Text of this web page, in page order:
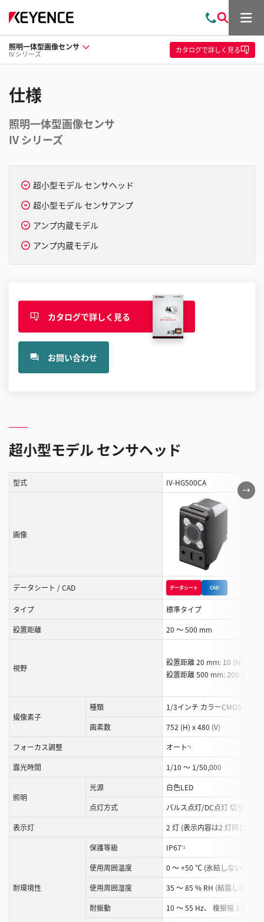
問
い
合
わ
索
メ
ュ
ー
照明一体型画像センサ
IV シリーズ カタログで詳しく見る
仕様
照明一体型画像センサ
IV シリーズ
超小型モデル センサヘッド
超小型モデル センサアンプ
アンプ内蔵モデル
アンプ内蔵モデル
カタログで詳しく見る
お問い合わせ
超小型モデル センサヘッド
こ
の
と
が
型式 IV-HG500CA IV-
画像
データシート / CAD データシート CAD
タイプ
標準タイプ
設置距離
20 ～ 500 mm
視野
設置距離 20 mm: 10 (H) x 7.5
設置距離 500 mm: 200 (H) x
撮像素子
種類 1/3インチ カラーCMOS
画素数
752 (H) x 480 (V)
フォーカス調整
オート *1
露光時間 1/10 ～ 1/50,000
照明
光源
白色LED
点灯方式
パルス点灯/DC点灯 切り換え
表示灯
2 灯 (表示内容は2 灯同じ)
耐環境性
保護等級 IP67*2
使用周囲温度
0 ～ +50 ℃ (氷結しないこと)
使用周囲湿度
35 ～ 85 % RH (結露しないこ
耐振動
10 ～ 55 Hz、 複振幅 1.5 mm